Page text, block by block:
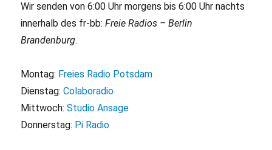
Wir senden von 6:00 Uhr morgens bis 6:00 Uhr nachts
innerhalb des fr-bb:Freie Radios – Berlin
Brandenburg.
Montag: Freies Radio Potsdam
Dienstag:Colaboradio
Mittwoch:Studio Ansage
Donnerstag: Pi Radio